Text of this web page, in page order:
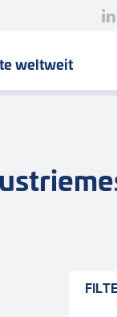
weltweit